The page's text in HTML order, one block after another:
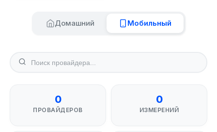
Домашний Мобильный
0
ПРОВАЙДЕРОВ
0
ИЗМЕРЕНИЙ